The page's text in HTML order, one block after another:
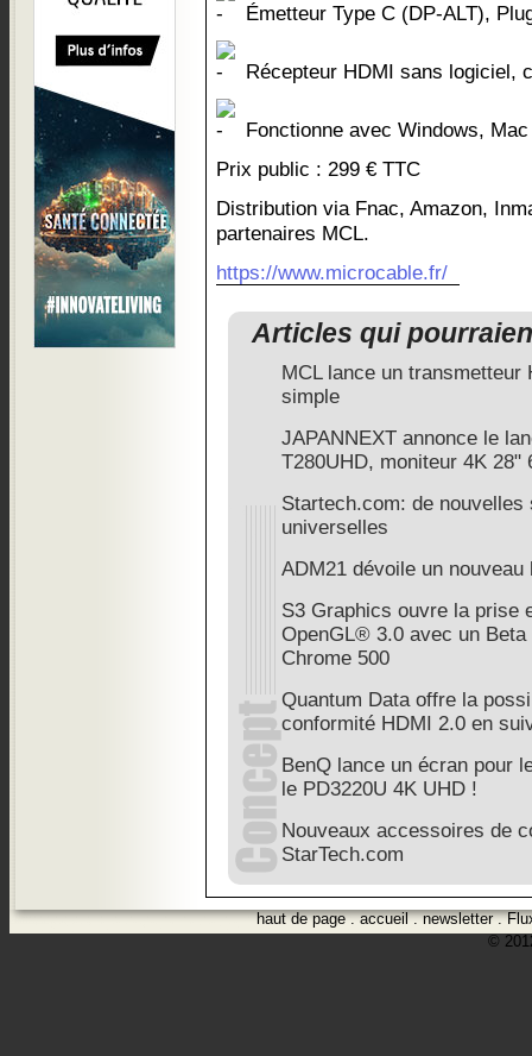
Émetteur Type C (DP-ALT),
Récepteur HDMI sans logiciel,
Fonctionne avec Windows,
Prix public : 299 € TTC
Distribution via Fnac, Amazon,
partenaires MCL.
https://www.microcable.fr/
Articles qui
MCL lance un
simple
JAPANNEXT annonce le
T280UHD, moniteur 4K 28"
Startech.com: de
universelles
ADM21 dévoile un
S3 Graphics ouvre la prise
OpenGL® 3.0 avec un
Chrome 500
Quantum Data offre la
conformité HDMI 2.0 en
BenQ lance un écran pour
le PD3220U 4K UHD !
Nouveaux accessoires de
StarTech.com
haut de page.accueil.newsletter.
©